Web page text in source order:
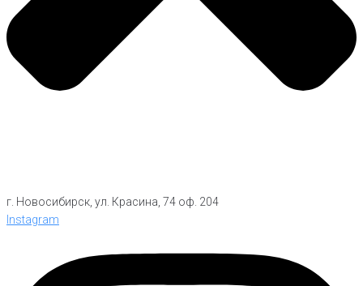
г. Новосибирск, ул. Красина, 74 оф. 204
Instagram